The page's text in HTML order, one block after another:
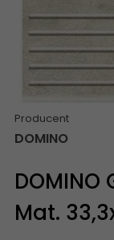
Producent
DOMINO
Mat.